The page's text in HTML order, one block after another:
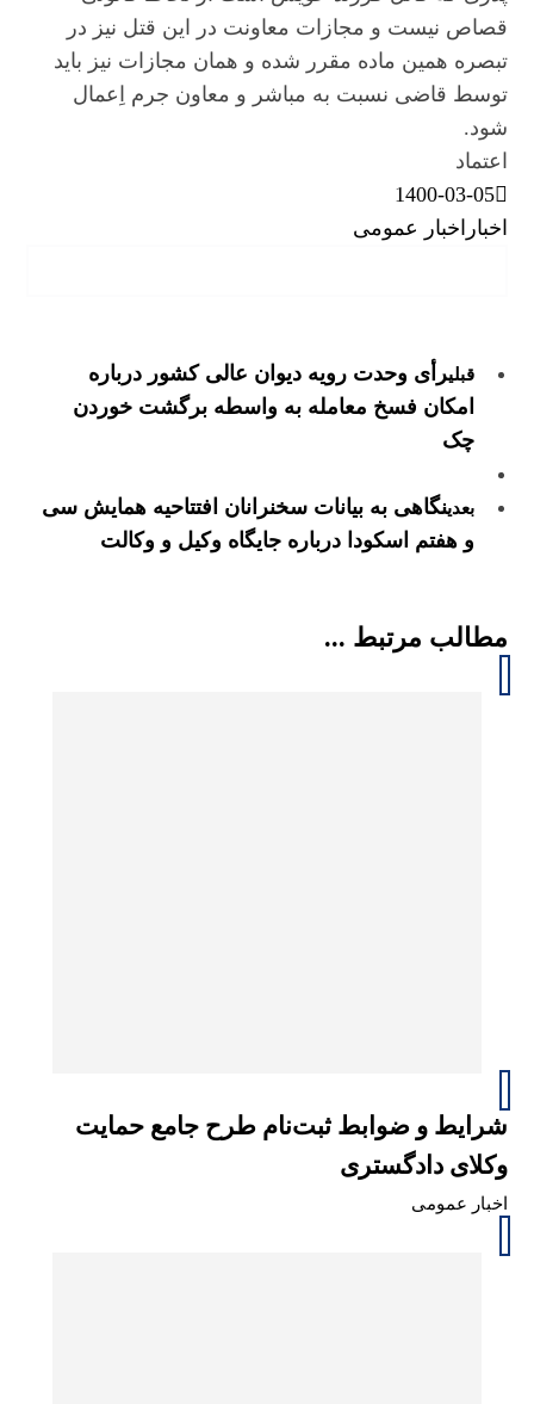
قصاص نیست و مجازات معاونت در این قتل نیز در
تبصره همین ماده مقرر شده و همان مجازات نیز باید
توسط قاضی نسبت به مباشر و معاون جرم اِعمال
شود.
اعتماد
1400-03-05
اخبار اخبار عمومی
قبلیرأی وحدت رویه دیوان عالی کشور درباره
امکان فسخ معامله به واسطه برگشت خوردن
چک
بعدینگاهی به بیانات سخنرانان افتتاحیه همایش سی
و هفتم اسکودا درباره جایگاه وکیل و وکالت
مطالب مرتبط ...
شرایط و ضوابط ثبت‌نام طرح جامع حمایت
وکلای دادگستری
اخبار عمومی